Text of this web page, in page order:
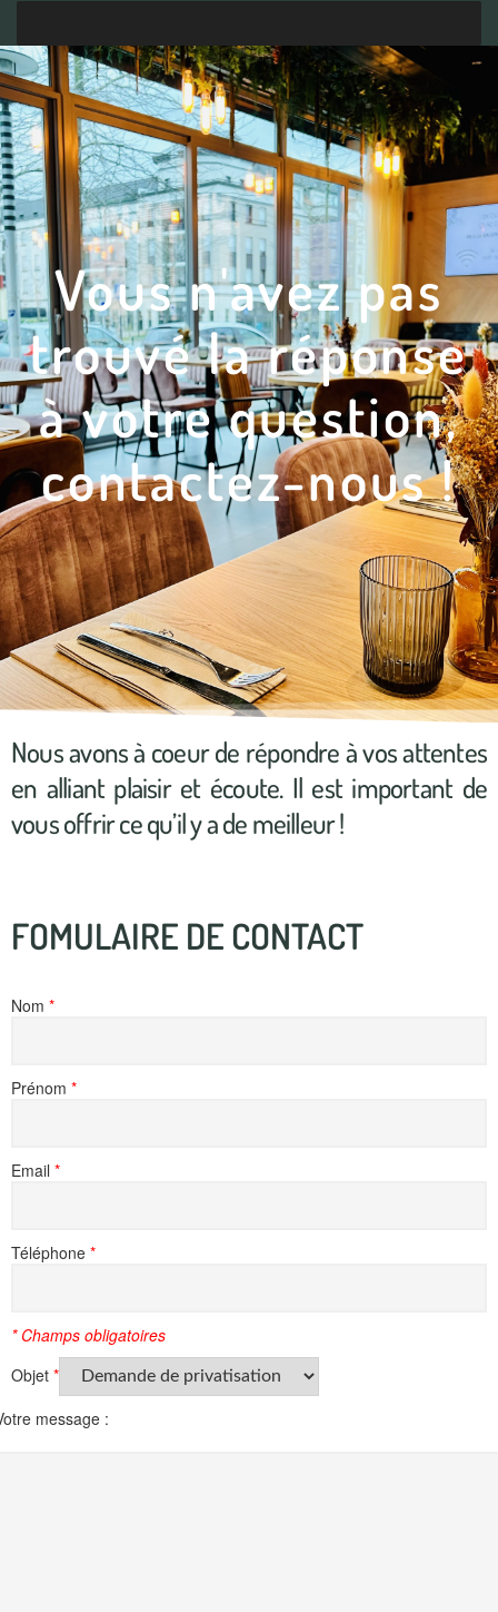
Vous n'avez pas
trouvé la réponse
à votre question,
contactez-nous !
Nous avons à coeur de répondre à vos attentes
en alliant plaisir et écoute. Il est important de
vous offrir ce qu’il y a de meilleur !
FOMULAIRE DE CONTACT
Nom *
Prénom *
Email *
Téléphone *
* Champs obligatoires
Objet *
message :